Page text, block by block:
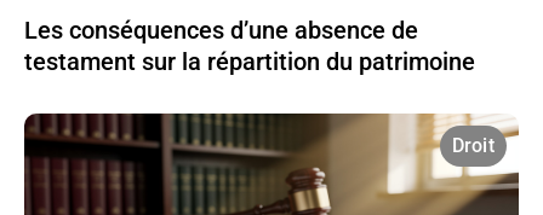
Les conséquences d’une absence de
testament sur la répartition du patrimoine
Droit